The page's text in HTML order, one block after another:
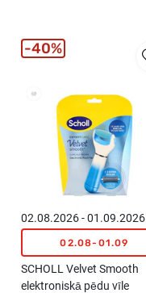
02.08.2026 - 01.09.2026
02.08-01.09
SCHOLL Velvet Smooth
elektroniskā pēdu vīle
40%